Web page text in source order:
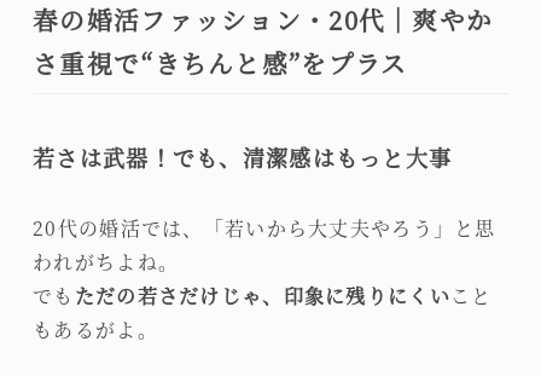
春の婚活ファッション・20代｜爽やか
さ重視で“きちんと感”をプラス
若さは武器！でも、清潔感はもっと大事
20代の婚活では、「若いから大丈夫やろう」と思
われがちよね。
でも ただの若さだけじゃ、印象に残りにくいこと
もあるがよ。